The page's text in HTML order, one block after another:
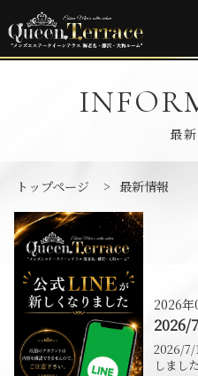
最
トップページ > 最新情報
2026年
2026/
トを
らの
2026/7/
しまし